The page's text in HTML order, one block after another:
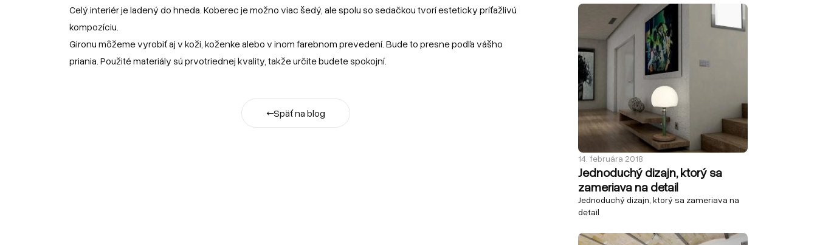
Celý interiér je ladený do hneda. Koberec je možno viac šedý, ale spolu so sedačkou tvorí esteticky príťažlivú
kompozíciu.
Gironu môžeme vyrobiť aj v koži, koženke alebo v inom farebnom prevedení. Bude to presne podľa vášho
priania. Použité materiály sú prvotriednej kvality, takže určite budete spokojní.
←Späť na blog
14. februára 2018
Jednoduchý dizajn, ktorý sa
zameriava na detail
Jednoduchý dizajn, ktorý sa zameriava na
detail